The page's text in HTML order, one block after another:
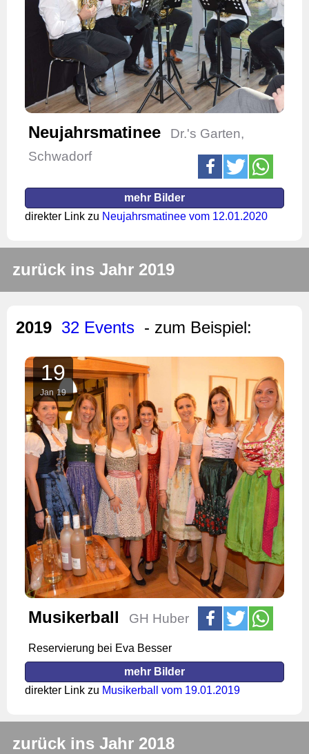
Neujahrsmatinee
Dr.'s Garten,
Schwadorf
mehr Bilder
direkter Link zu Neujahrsmatinee vom 12.01.2020
zurück ins Jahr 2019
2019 32 Events - zum Beispiel:
19
Jan 19
Musikerball GH Huber
Reservierung bei Eva Besser
mehr Bilder
direkter Link zu Musikerball vom 19.01.2019
zurück ins Jahr 2018